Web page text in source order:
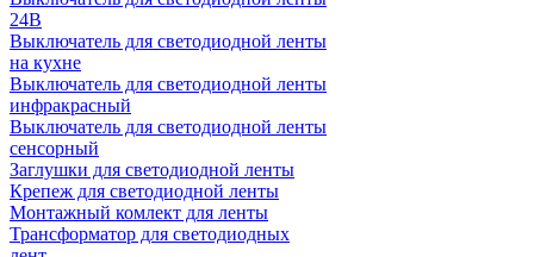
24В
Выключатель для светодиодной ленты
на кухне
Выключатель для светодиодной ленты
инфракрасный
Выключатель для светодиодной ленты
сенсорный
Заглушки для светодиодной ленты
Крепеж для светодиодной ленты
Монтажный комлект для ленты
Трансформатор для светодиодных